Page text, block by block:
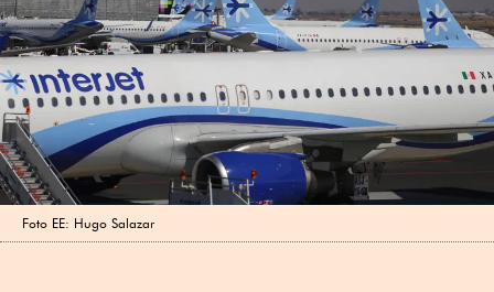
Foto EE: Hugo Salazar